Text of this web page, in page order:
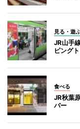
見る・遊
JR山手
ピング
食べる
JR秋葉
バー